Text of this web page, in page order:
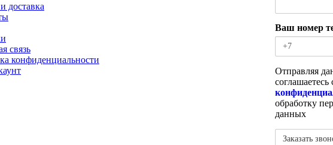
доставка
связь
конфиденциальности
Ваш номер
Отправляя
соглашаетесь
обработку
данных